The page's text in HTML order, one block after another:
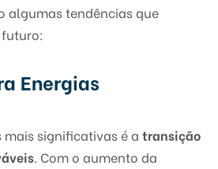
algumas tendências que
Energias
significativas é a transição
. Com o aumento da